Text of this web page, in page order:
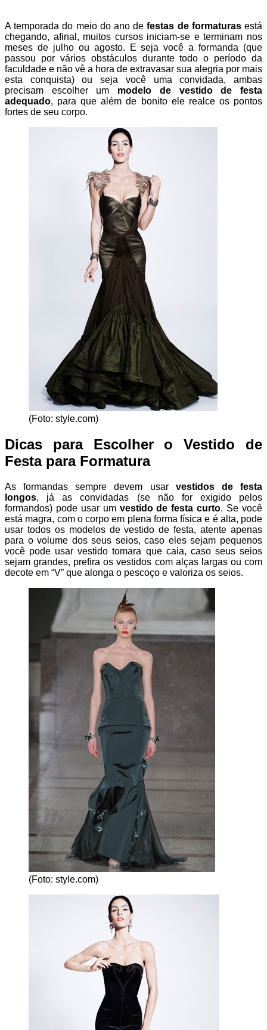
A temporada do meio do ano defestas de formaturasestá
chegando, afinal, muitos cursos iniciam-se e terminam nos
meses de julho ou agosto. E seja você a formanda (que
passou por vários obstáculos durante todo o período da
faculdade e não vê a hora de extravasar sua alegria por mais
esta conquista) ou seja você uma convidada, ambas
precisam escolher um modelo de vestido de festa
adequado, para que além de bonito ele realce os pontos
fortes de seu corpo.
(Foto: style.com)
Dicas para Escolher o Vestido de
Festa para Formatura
As formandas sempre devem usar vestidos de festa
longos, já as convidadas (se não for exigido pelos
formandos) pode usar um vestido de festa curto. Se você
está magra, com o corpo em plena forma física e é alta, pode
usar todos os modelos de vestido de festa, atente apenas
para o volume dos seus seios, caso eles sejam pequenos
você pode usar vestido tomara que caia, caso seus seios
sejam grandes, prefira os vestidos com alças largas ou com
decote em “V” que alonga o pescoço e valoriza os seios.
(Foto: style.com)